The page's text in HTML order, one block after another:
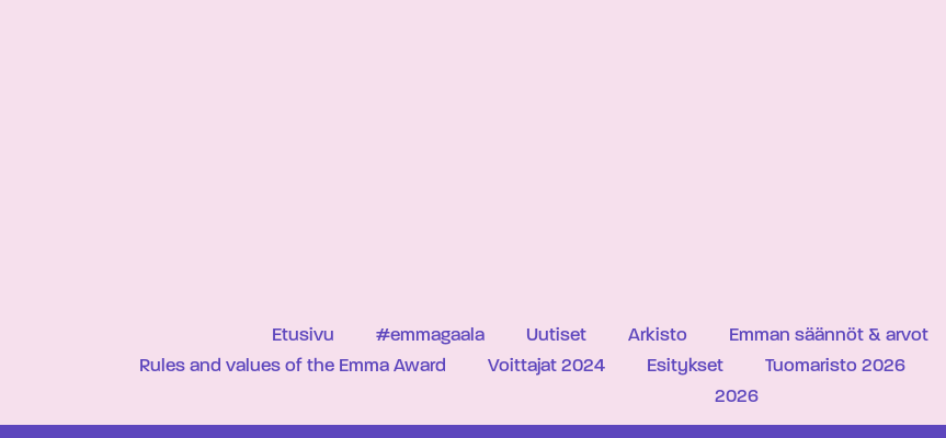
Etusivu #emmagaala Uutiset Arkisto Emman säännöt & arvot
Rules and values of the Emma Award
Voittajat 2024 Esitykset Tuomaristo 2026
2026